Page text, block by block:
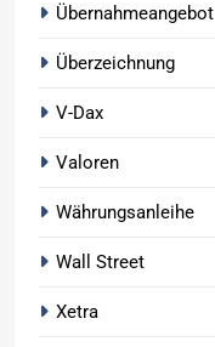
Übernahmeangebot
Überzeichnung
V-Dax
Valoren
Währungsanleihe
Wall Street
Xetra